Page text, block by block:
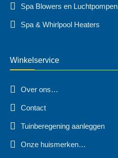
Spa Blowers en Luchtpompen
Spa & Whirlpool Heaters
Winkelservice
Over ons…
Contact
Tuinberegening aanleggen
Onze huismerken…